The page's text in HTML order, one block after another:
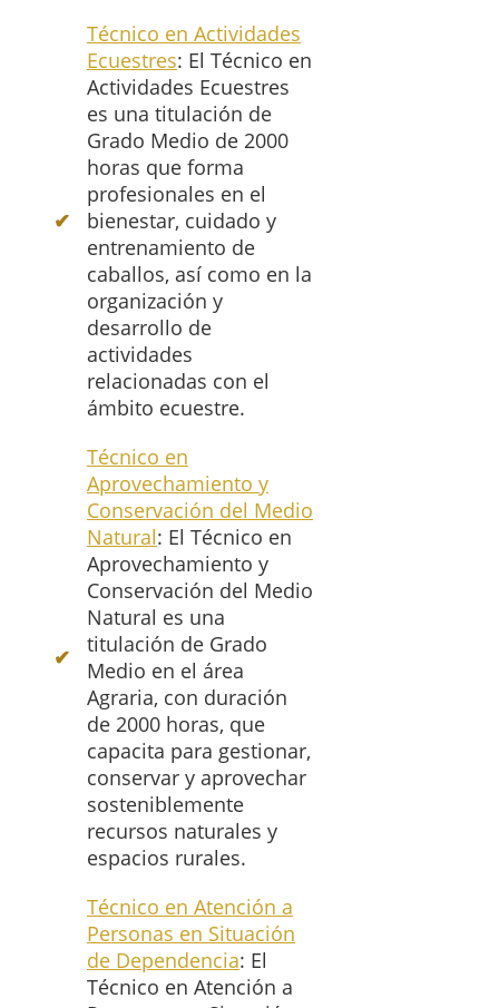
Técnico en Actividades
Ecuestres: El Técnico en
Actividades Ecuestres
es una titulación de
Grado Medio de 2000
horas que forma
profesionales en el
bienestar, cuidado y
entrenamiento de
caballos, así como en la
organización y
desarrollo de
actividades
relacionadas con el
ámbito ecuestre.
Técnico en
Aprovechamiento y
Conservación del Medio
Natural: El Técnico en
Aprovechamiento y
Conservación del Medio
Natural es una
titulación de Grado
Medio en el área
Agraria, con duración
de 2000 horas, que
capacita para gestionar,
conservar y aprovechar
sosteniblemente
recursos naturales y
espacios rurales.
Técnico en Atención a
Personas en Situación
de Dependencia: El
Técnico en Atención a